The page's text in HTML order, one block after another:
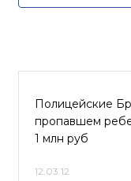
Полицейские
пропавшем
1 млн руб
12.03.12